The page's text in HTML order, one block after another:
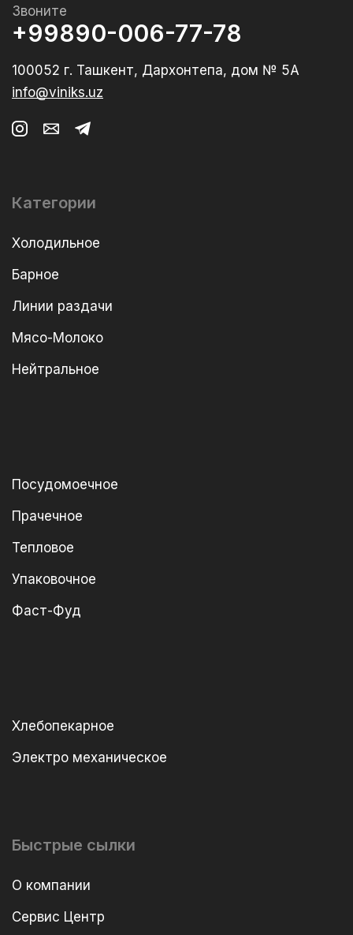
Звоните
+99890-006-77-78
100052 г. Ташкент, Дархонтепа, дом № 5А
info@viniks.uz
Категории
Холодильное
Барное
Линии раздачи
Мясо-Молоко
Нейтральное
Посудомоечное
Прачечное
Тепловое
Упаковочное
Фаст-Фуд
Хлебопекарное
Электро механическое
Быстрые сылки
О компании
Сервис Центр